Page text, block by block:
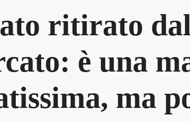
ritirato
è una
ma